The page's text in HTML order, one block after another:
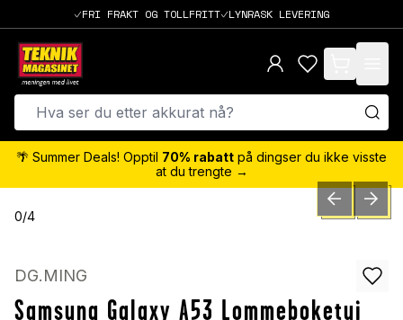
FRI FRAKT OG TOLLFRITT LYNRASK LEVERING
items in cart,
🌴 Summer Deals! Opptil 70% rabatt på dingser du ikke visste
at du trengte →
0/4 PREVIOUSNEXT
DG.MING
Samsung Galaxy A53 Lommeboketui